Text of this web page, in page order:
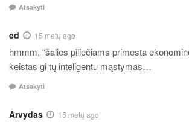
Atsakyti
ed 15 metų ago
hmmm, “šalies piliečiams primesta
keistas gi tų inteligentu mąstymas…
Atsakyti
Arvydas 15 metų ago